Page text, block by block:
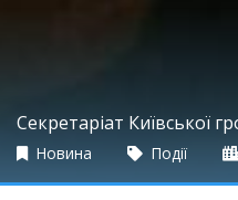
Секретаріат Київської
Новина Події